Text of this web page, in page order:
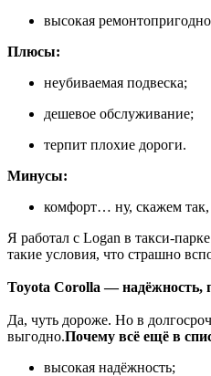
высокая
Плюсы:
неубиваемая подвеска;
дешевое обслуживание;
терпит плохие дороги.
Минусы:
комфорт… ну, скажем так,
Я работал с Logan в такси-
такие условия, что страшно
Toyota Corolla — надёжность,
Да, чуть дороже. Но в
выгодно.Почему всё ещё в
высокая надёжность;